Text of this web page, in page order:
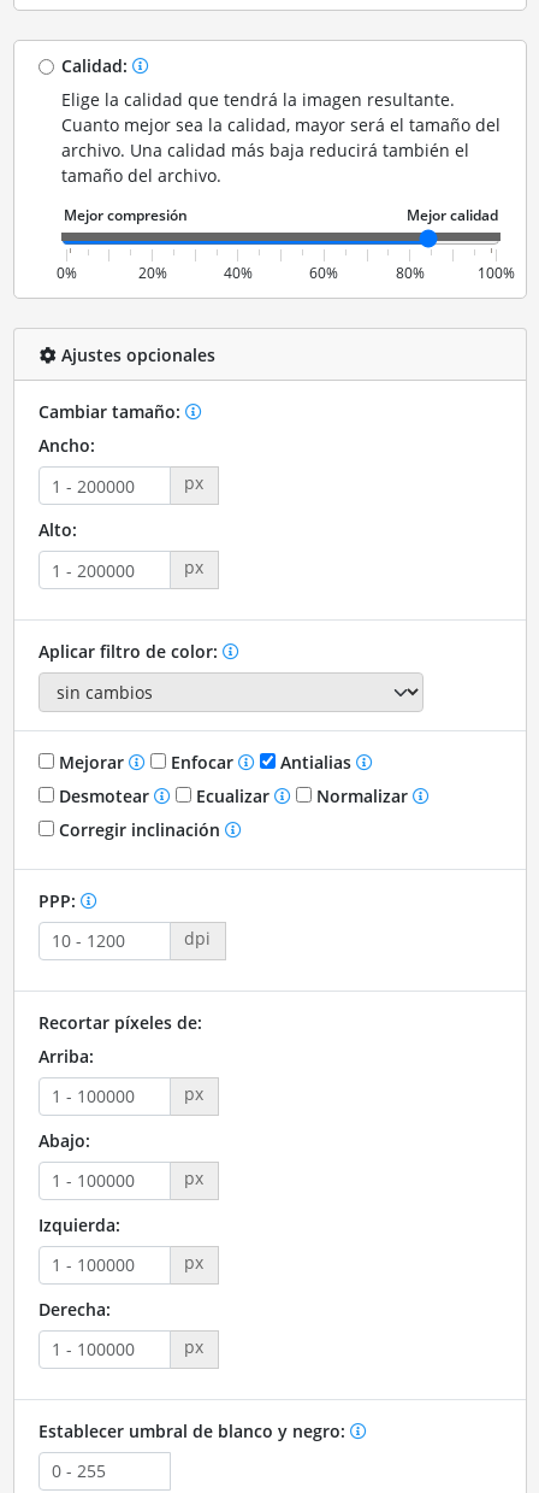
Calidad:
Elige la calidad que tendrá la imagen resultante.
Cuanto mejor sea la calidad, mayor será el tamaño del
archivo. Una calidad más baja reducirá también el
tamaño del archivo.
0% 20% 40% 60% 80% 100%
Ajustes opcionales
Cambiar tamaño:
Ancho:
px
Alto:
px
Aplicar filtro de color:
Mejorar Enfocar
Antialias
Desmotear
Ecualizar
Normalizar
Corregir inclinación
PPP:
dpi
Recortar píxeles de:
Arriba:
px
Abajo:
px
Izquierda:
px
Derecha:
px
Establecer umbral de blanco y negro: